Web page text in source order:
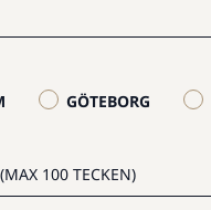
GÖTEBORG